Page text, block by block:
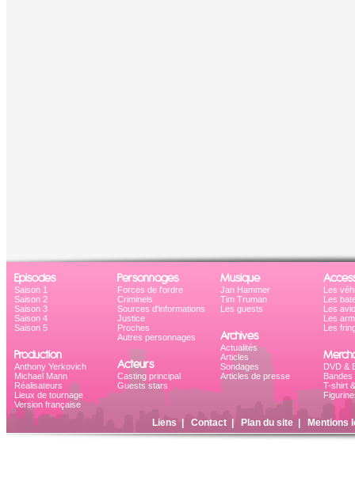
Episodes
Saison 1
Saison 2
Saison 3
Saison 4
Saison 5
Production
Anthony Yerkovich
Michael Mann
Réalisateurs
Lieux de tournage
Version française
Personnages
Forces de l'ordre
Criminels
Sources d'informations
Justice
Proches
Autres personnages
Acteurs
Casting principal
Guests stars
Musique
Jan Hammer
Tim Truman
Les guests
Archives
Actualités
Articles
Sondages
Articles de presse
Les
Les
Les
Les
Les
DVD &
Bandes
T-shirt
Liens Contact| Plan du site| Mentions